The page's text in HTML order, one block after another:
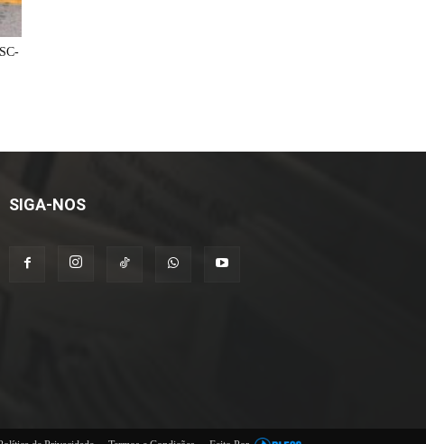
SIGA-NOS